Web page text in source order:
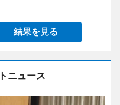
結果を見る
ニュース